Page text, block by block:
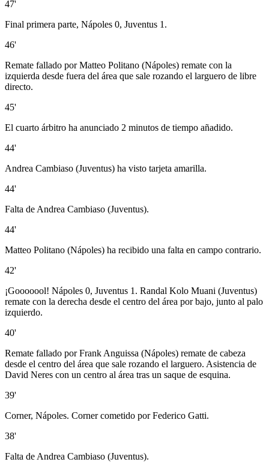
47'
Final primera parte, Nápoles 0, Juventus 1.
46'
Remate fallado por Matteo Politano (Nápoles) remate con la
izquierda desde fuera del área que sale rozando el larguero de libre
directo.
45'
El cuarto árbitro ha anunciado 2 minutos de tiempo añadido.
44'
Andrea Cambiaso (Juventus) ha visto tarjeta amarilla.
44'
Falta de Andrea Cambiaso (Juventus).
44'
Matteo Politano (Nápoles) ha recibido una falta en campo contrario.
42'
¡Gooooool! Nápoles 0, Juventus 1. Randal Kolo Muani (Juventus)
remate con la derecha desde el centro del área por bajo, junto al palo
izquierdo.
40'
Remate fallado por Frank Anguissa (Nápoles) remate de cabeza
desde el centro del área que sale rozando el larguero. Asistencia de
David Neres con un centro al área tras un saque de esquina.
39'
Corner, Nápoles. Corner cometido por Federico Gatti.
38'
Falta de Andrea Cambiaso (Juventus).